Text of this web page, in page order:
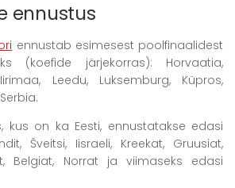
ennustus
ennustab esimesest poolfinaalidest
(koefide järjekorras): Horvaatia,
Leedu, Luksemburg, Küpros,
kus on ka Eesti, ennustatakse edasi
Šveitsi, Iisraeli, Kreekat, Gruusiat,
Belgiat, Norrat ja viimaseks edasi